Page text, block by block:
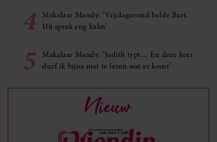
4
Makelaar Mandy: ‘Vrijdagavond belde Bart.
Hij sprak eng kalm’
5
Makelaar Mandy: ‘Judith typt… En deze keer
durf ik bijna niet te lezen wat er komt’
Nieuw